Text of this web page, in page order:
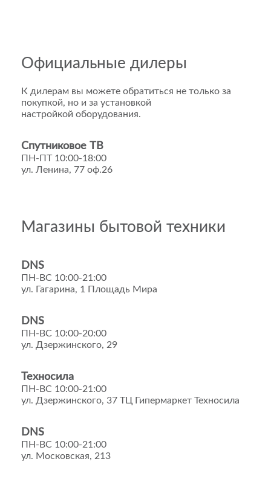
Официальные дилеры
К дилерам вы можете обратиться не только за
покупкой, но и за установкой
настройкой оборудования.
Спутниковое ТВ
ПН-ПТ 10:00-18:00
ул. Ленина, 77 оф.26
Магазины бытовой техники
DNS
ПН-ВС 10:00-21:00
ул. Гагарина, 1 Площадь Мира
DNS
ПН-ВС 10:00-20:00
ул. Дзержинского, 29
Техносила
ПН-ВС 10:00-21:00
ул. Дзержинского, 37 ТЦ Гипермаркет Техносила
DNS
ПН-ВС 10:00-21:00
ул. Московская, 213